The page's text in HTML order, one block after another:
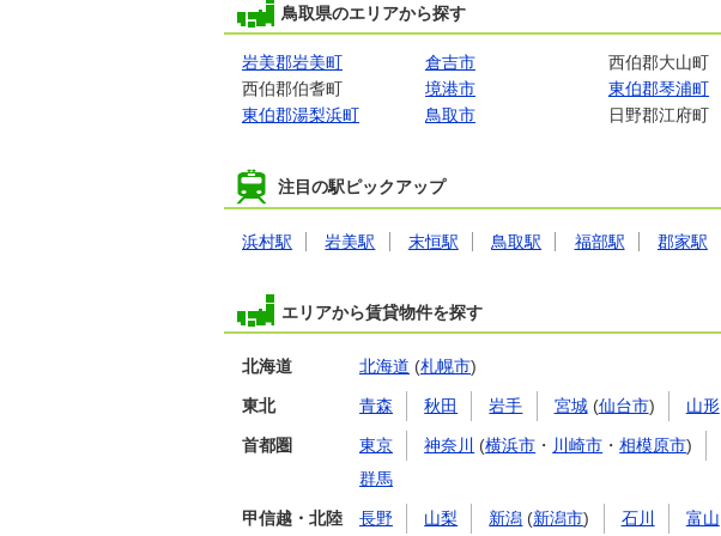
鳥取県のエリアから探す
岩美郡岩美町 倉吉市 西伯郡大山町
西伯郡伯耆町
境港市 東伯郡琴浦町
東伯郡湯梨浜町
鳥取市 日野郡江府町
注目の駅ピックアップ
浜村駅 岩美駅 末恒駅 鳥取駅 福部駅 郡家駅
エリアから賃貸物件を探す
北海道 北海道 (札幌市)
東北 青森 秋田 岩手 宮城(仙台市) 山形
首都圏 東京 神奈川 (横浜市 ・ 川崎市 ・相模原市)
群馬
甲信越・北陸 長野 山梨 新潟 (新潟市) 石川 富山